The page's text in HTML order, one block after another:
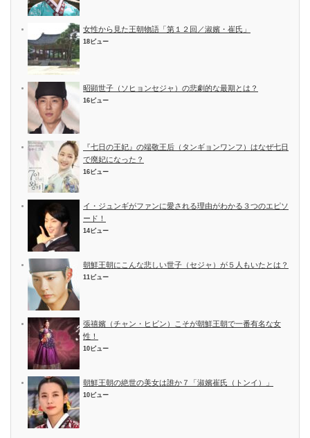
女性から見た王朝物語「第１２回／淑嬪・崔氏」
18ビュー
昭顕世子（ソヒョンセジャ）の悲劇的な最期とは？
16ビュー
『七日の王妃』の端敬王后（タンギョンワンフ）はなぜ七日
で廃妃になった？
16ビュー
イ・ジュンギがファンに愛される理由がわかる３つのエピソ
ード！
14ビュー
朝鮮王朝にこんな悲しい世子（セジャ）が５人もいたとは？
11ビュー
張禧嬪（チャン・ヒビン）こそが朝鮮王朝で一番有名な女
性！
10ビュー
朝鮮王朝の絶世の美女は誰か７「淑嬪崔氏（トンイ）」
10ビュー